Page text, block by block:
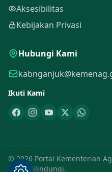
Aksesibilitas
Kebijakan Privasi
Hubungi Kami
Ikuti Kami
© 2026 Portal Kementerian
Cipta Dilindungi.